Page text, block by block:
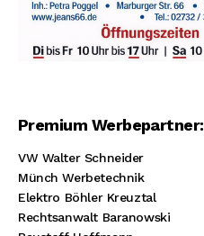
Premium Werbepartner:
VW Walter Schneider
Münch Werbetechnik
Elektro Böhler Kreuztal
Rechtsanwalt Baranowski